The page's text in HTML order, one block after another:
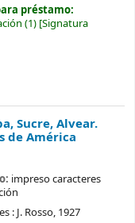
préstamo:
(1) Signatura
Sucre, Alvear.
de América
impreso caracteres
: J. Rosso, 1927